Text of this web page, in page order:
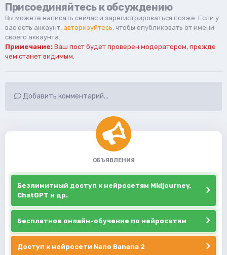
Присоединяйтесь к обсуждению
Вы можете написать сейчас и зарегистрироваться позже. Если у
вас есть аккаунт, авторизуйтесь, чтобы опубликовать от имени
своего аккаунта.
Примечание: Ваш пост будет проверен модератором, прежде
чем станет видимым.
Добавить комментарий...
ОБЪЯВЛЕНИЯ
Безлимитный доступ к нейросетям Midjourney,
ChatGPT и др.
Бесплатное онлайн-обучение по нейросетям
Доступ к нейросети Nano Banana 2